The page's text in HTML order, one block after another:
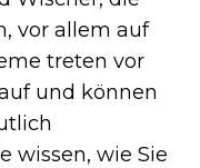
vor allem auf
treten vor
und können
wissen, wie Sie